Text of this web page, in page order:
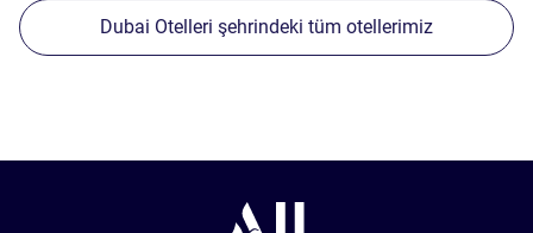
Dubai Otelleri şehrindeki tüm otellerimiz